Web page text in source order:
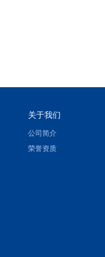
关于我们
公司简介
荣誉资质